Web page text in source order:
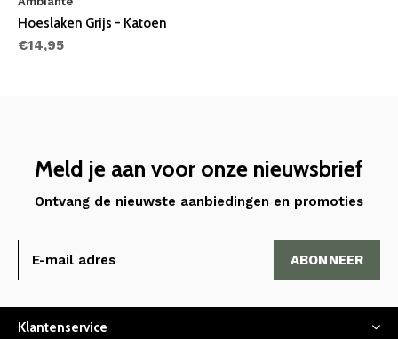
Hoeslaken Grijs - Katoen
€14,95
Meld je aan voor onze nieuwsbrief
Ontvang de nieuwste aanbiedingen en promoties
ABONNEER
Klantenservice